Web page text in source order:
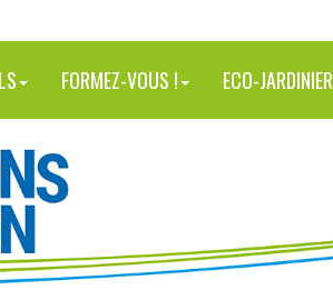
FORMEZ-VOUS ! ECO-JARDINIER